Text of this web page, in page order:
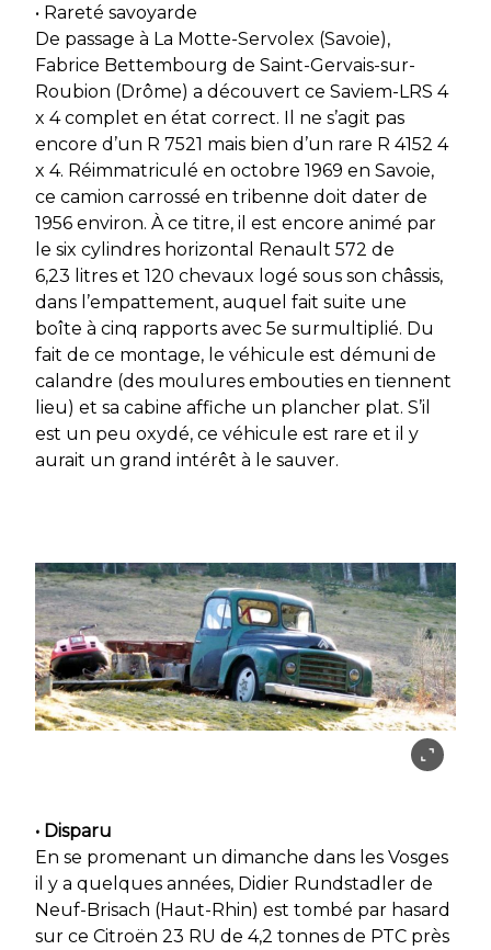
• Rareté savoyarde
De passage à La Motte-Servolex (Savoie),
Fabrice Bettembourg de Saint-Gervais-sur-
Roubion (Drôme) a découvert ce Saviem-LRS 4
x 4 complet en état correct. Il ne s’agit pas
encore d’un R 7521 mais bien d’un rare R 4152 4
x 4. Réimmatriculé en octobre 1969 en Savoie,
ce camion carrossé en tribenne doit dater de
1956 environ. À ce titre, il est encore animé par
le six cylindres horizontal Renault 572 de
6,23 litres et 120 chevaux logé sous son châssis,
dans l’empattement, auquel fait suite une
boîte à cinq rapports avec 5e surmultiplié. Du
fait de ce montage, le véhicule est démuni de
calandre (des moulures embouties en tiennent
lieu) et sa cabine affiche un plancher plat. S’il
est un peu oxydé, ce véhicule est rare et il y
aurait un grand intérêt à le sauver.
• Disparu
En se promenant un dimanche dans les Vosges
il y a quelques années, Didier Rundstadler de
Neuf-Brisach (Haut-Rhin) est tombé par hasard
sur ce Citroën 23 RU de 4,2 tonnes de PTC près